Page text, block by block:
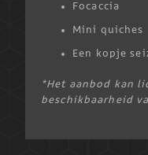
Focaccia
Mini quiches
Een kopje
*Het aanbod kan
beschikbaarheid